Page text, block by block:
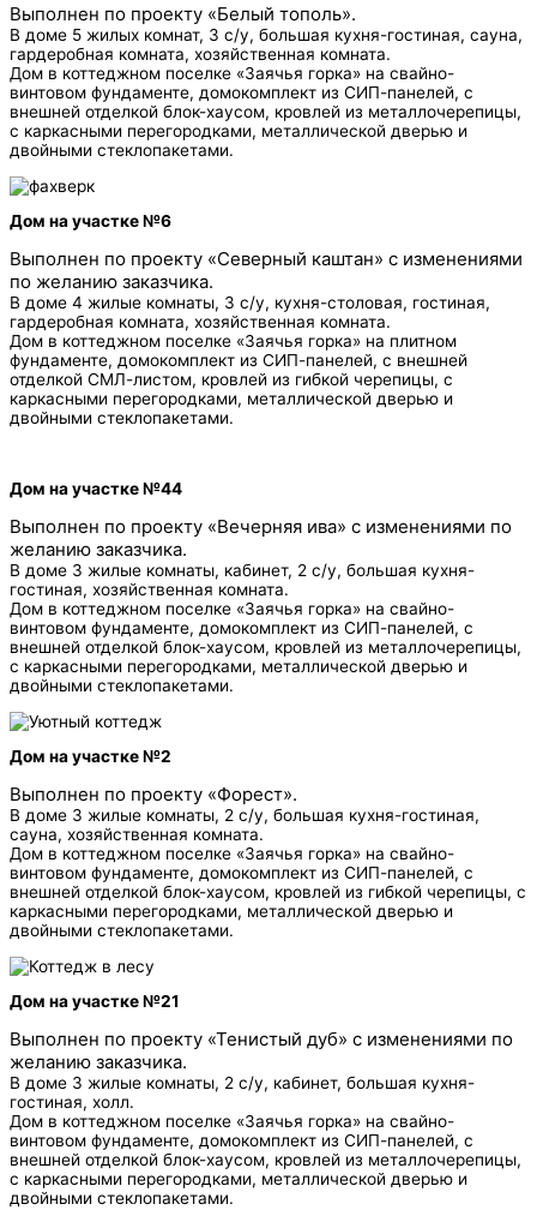
Выполнен по проекту «Белый тополь».
В доме 5 жилых комнат, 3 с/у, большая кухня-гостиная, сауна,
гардеробная комната, хозяйственная комната.
Дом в коттеджном поселке «Заячья горка» на свайно-
винтовом фундаменте, домокомплект из СИП-панелей, с
внешней отделкой блок-хаусом, кровлей из металлочерепицы,
с каркасными перегородками, металлической дверью и
двойными стеклопакетами.
Дом на участке №6
Выполнен по проекту «Северный каштан» с изменениями
по желанию заказчика.
В доме 4 жилые комнаты, 3 с/у, кухня-столовая, гостиная,
гардеробная комната, хозяйственная комната.
Дом в коттеджном поселке «Заячья горка» на плитном
фундаменте, домокомплект из СИП-панелей, с внешней
отделкой СМЛ-листом, кровлей из гибкой черепицы, с
каркасными перегородками, металлической дверью и
двойными стеклопакетами.
Дом на участке №44
Выполнен по проекту «Вечерняя ива» с изменениями по
желанию заказчика.
В доме 3 жилые комнаты, кабинет, 2 с/у, большая кухня-
гостиная, хозяйственная комната.
Дом в коттеджном поселке «Заячья горка» на свайно-
винтовом фундаменте, домокомплект из СИП-панелей, с
внешней отделкой блок-хаусом, кровлей из металлочерепицы,
с каркасными перегородками, металлической дверью и
двойными стеклопакетами.
Дом на участке №2
Выполнен по проекту «Форест».
В доме 3 жилые комнаты, 2 с/у, большая кухня-гостиная,
сауна, хозяйственная комната.
Дом в коттеджном поселке «Заячья горка» на свайно-
винтовом фундаменте, домокомплект из СИП-панелей, с
внешней отделкой блок-хаусом, кровлей из гибкой черепицы, с
каркасными перегородками, металлической дверью и
двойными стеклопакетами.
Дом на участке №21
Выполнен по проекту «Тенистый дуб» с изменениями по
желанию заказчика.
В доме 3 жилые комнаты, 2 с/у, кабинет, большая кухня-
гостиная, холл.
Дом в коттеджном поселке «Заячья горка» на свайно-
винтовом фундаменте, домокомплект из СИП-панелей, с
внешней отделкой блок-хаусом, кровлей из металлочерепицы,
с каркасными перегородками, металлической дверью и
двойными стеклопакетами.